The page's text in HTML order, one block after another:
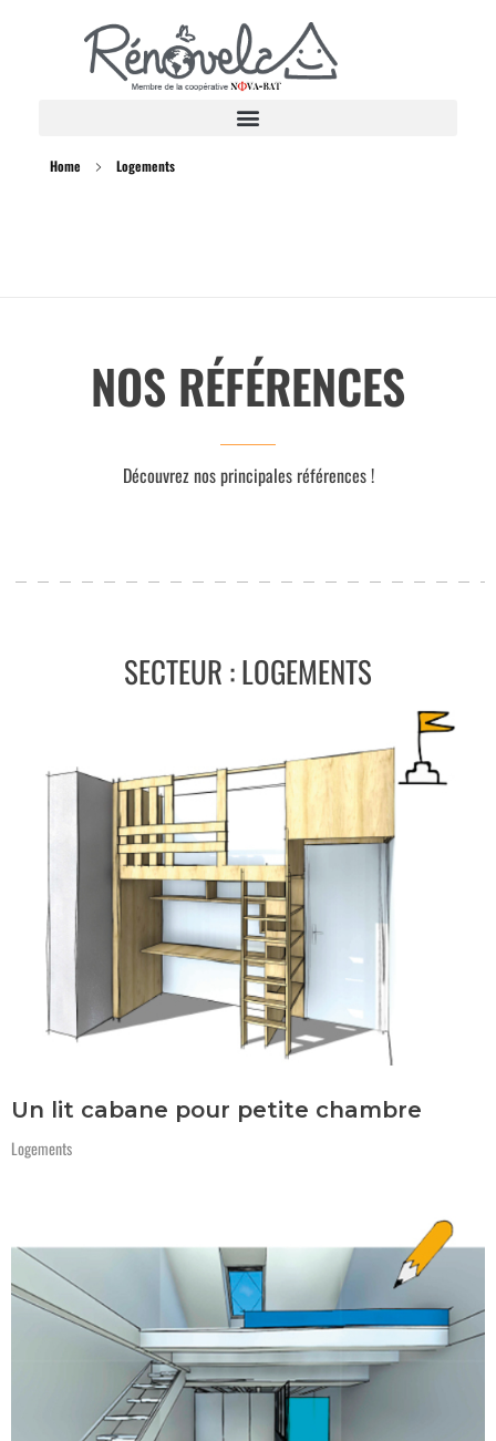
Home Logements
NOS RÉFÉRENCES
Découvrez nos principales références !
SECTEUR : LOGEMENTS
Un lit cabane pour petite chambre
Logements